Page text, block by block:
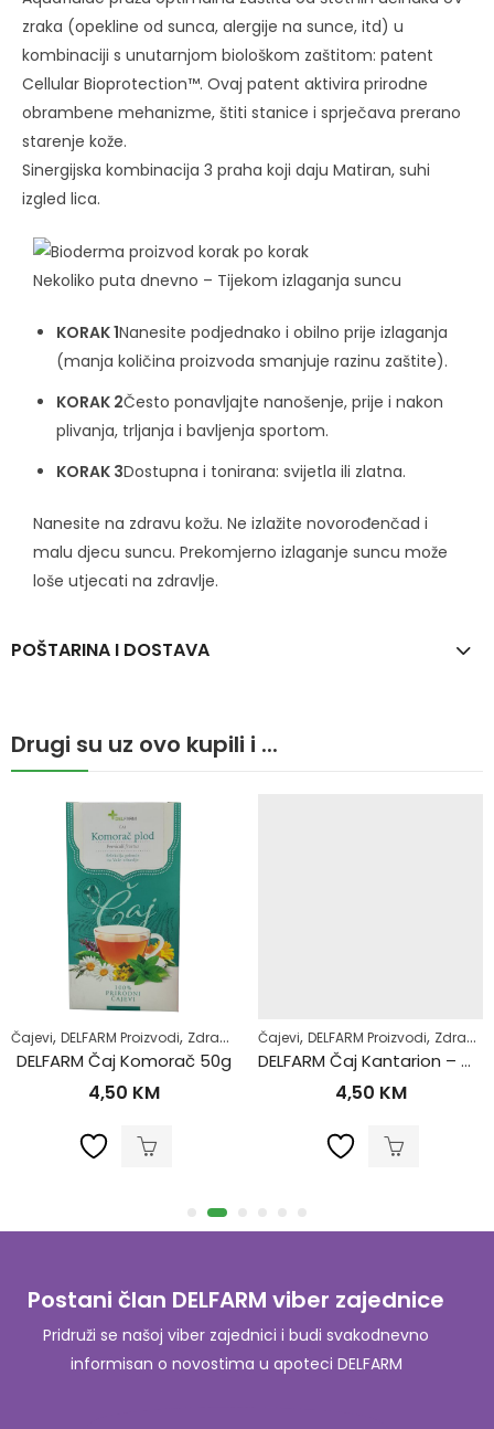
zraka (opekline od sunca, alergije na sunce, itd) u
kombinaciji s unutarnjom biološkom zaštitom: patent
Cellular Bioprotection™. Ovaj patent aktivira prirodne
obrambene mehanizme, štiti stanice i sprječava prerano
starenje kože.
Sinergijska kombinacija 3 praha koji daju Matiran, suhi
izgled lica.
Nekoliko puta dnevno – Tijekom izlaganja suncu
KORAK 1Nanesite podjednako i obilno prije izlaganja
(manja količina proizvoda smanjuje razinu zaštite).
KORAK 2Često ponavljajte nanošenje, prije i nakon
plivanja, trljanja i bavljenja sportom.
KORAK 3Dostupna i tonirana: svijetla ili zlatna.
Nanesite na zdravu kožu. Ne izlažite novorođenčad i
malu djecu suncu. Prekomjerno izlaganje suncu može
loše utjecati na zdravlje.
POŠTARINA I DOSTAVA
Drugi su uz ovo kupili i ...
Čajevi, DELFARM Proizvodi, Zdrav život
DELFARM Čaj Komorač 50g
4,50 KM
Čajevi, DELFARM Proizvodi, Zdrav život
DELFARM Čaj Kantarion – Gospina trava 50g
4,50 KM
Postani član DELFARM viber zajednice
Pridruži se našoj viber zajednici i budi svakodnevno
informisan o novostima u apoteci DELFARM